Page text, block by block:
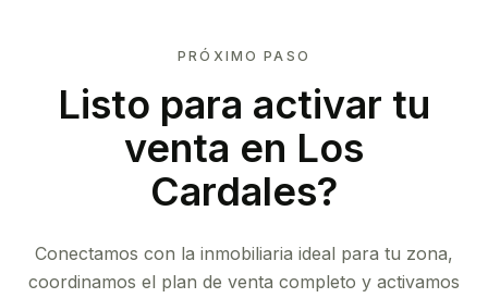
PRÓXIMO PASO
Listo para activar tu
venta en Los
Cardales?
Conectamos con la inmobiliaria ideal para tu zona,
coordinamos el plan de venta completo y activamos